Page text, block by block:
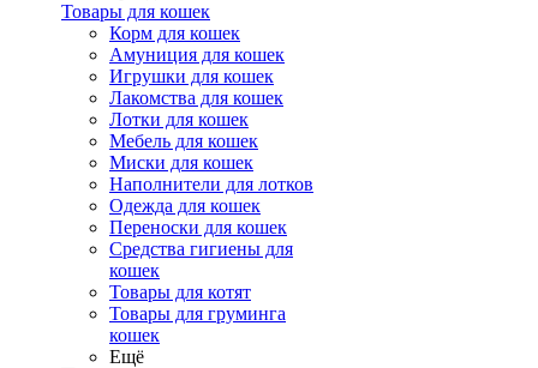
Товары для кошек
Корм для кошек
Амуниция для кошек
Игрушки для кошек
Лакомства для кошек
Лотки для кошек
Мебель для кошек
Миски для кошек
Наполнители для лотков
Одежда для кошек
Переноски для кошек
Средства гигиены для
кошек
Товары для котят
Товары для груминга
кошек
Ещё